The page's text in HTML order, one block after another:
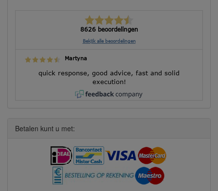
8626 beoordelingen
Bekijk alle beoordelingen
Martyna
quick response, good advice, fast and solid
execution!
Betalen kunt u met: